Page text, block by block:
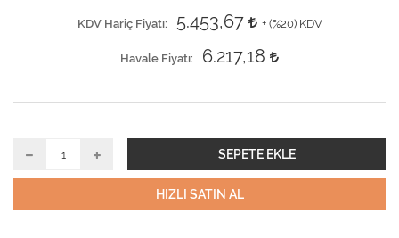
KDV Hariç Fiyatı 5.453,67 + (%20) KDV
Havale Fiyatı 6.217,18
SEPETE EKLE
HIZLI SATIN AL